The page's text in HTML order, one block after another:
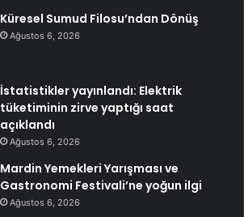
Küresel Sumud Filosu’ndan Dönüş
Ağustos 6, 2026
İstatistikler yayınlandı: Elektrik
tüketiminin zirve yaptığı saat
açıklandı
Ağustos 6, 2026
Mardin Yemekleri Yarışması ve
Gastronomi Festivali’ne yoğun ilgi
Ağustos 6, 2026